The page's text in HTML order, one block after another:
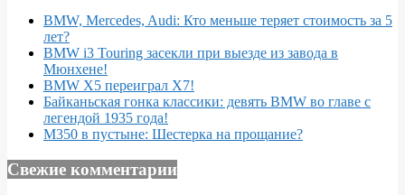
BMW, Mercedes, Audi: Кто меньше теряет стоимость за 5
лет?
BMW i3 Touring засекли при выезде из завода в
Мюнхене!
BMW X5 переиграл X7!
Байканьская гонка классики: девять BMW во главе с
легендой 1935 года!
M350 в пустыне: Шестерка на прощание?
Свежие комментарии